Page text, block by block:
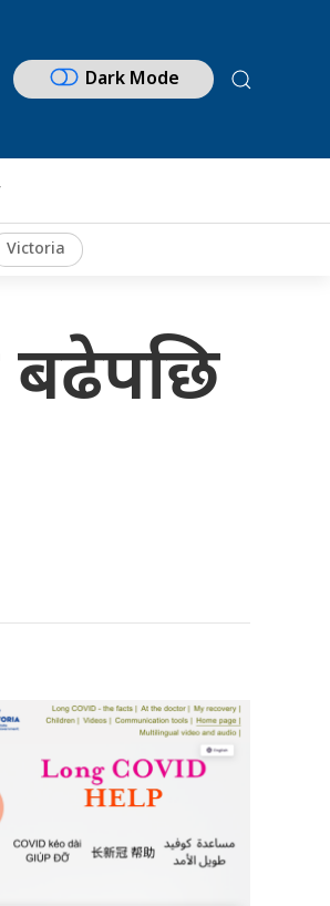
Dark Mode
Victoria
बढेपछि